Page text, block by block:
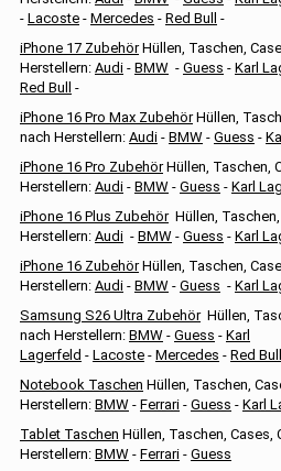
- Lacoste - Mercedes - Red Bull
-
iPhone 17 ZubehörHüllen, Taschen,
Herstellern: Audi - BMW - Guess - Karl
Red Bull
-
iPhone 16 Pro Max ZubehörHüllen,
nach Herstellern: Audi - BMW - Guess -
iPhone 16 Pro ZubehörHüllen, Taschen,
Herstellern: Audi - BMW - Guess - Karl
iPhone 16 Plus ZubehörHüllen, Taschen,
Herstellern: Audi - BMW - Guess - Karl
iPhone 16 ZubehörHüllen, Taschen,
Herstellern: Audi - BMW - Guess - Karl
Samsung S26 Ultra ZubehörHüllen,
nach Herstellern: BMW - Guess - Karl
Lagerfeld - Lacoste - Mercedes - Red Bull
Notebook Taschen Hüllen, Taschen,
Herstellern: BMW - Ferrari - Guess - Karl
Tablet Taschen Hüllen, Taschen, Cases,
Herstellern: BMW - Ferrari - Guess